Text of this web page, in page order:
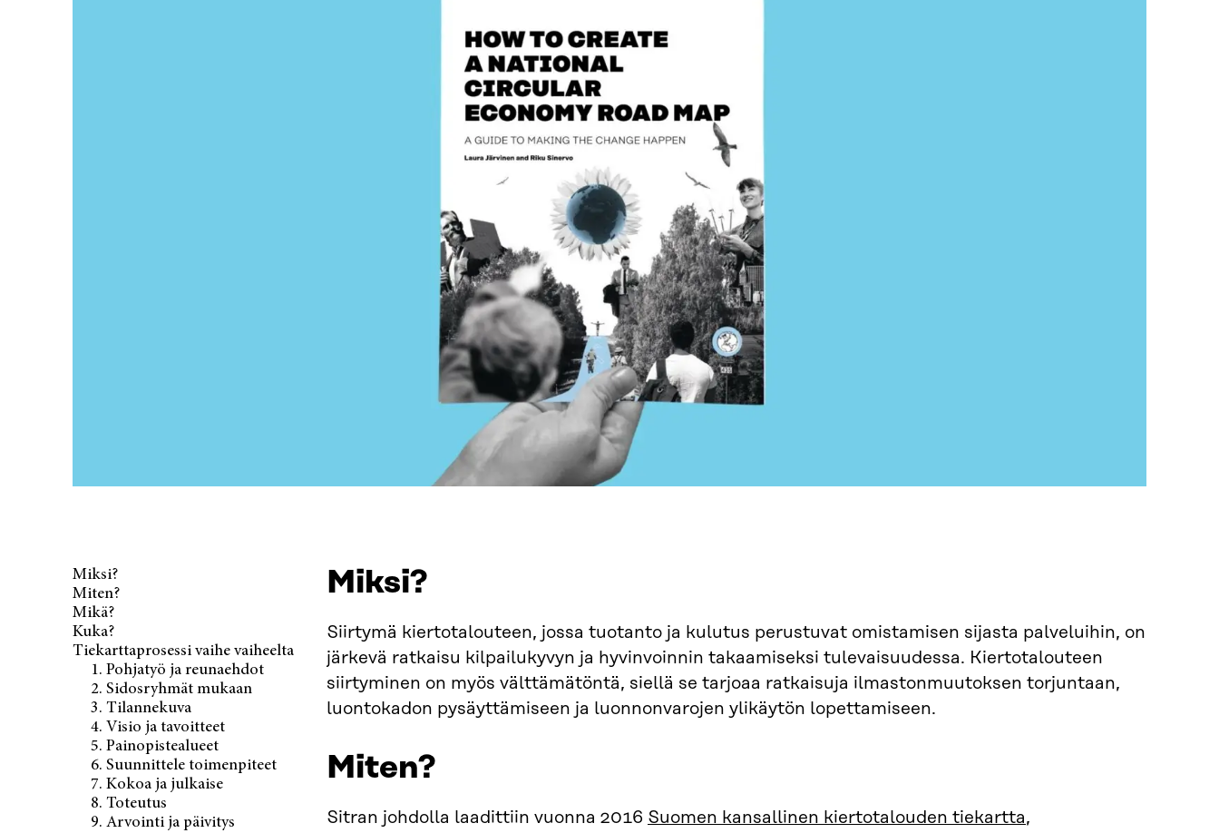
Miksi?
Miten?
Mikä?
Kuka?
Tiekarttaprosessi vaihe vaiheelta
1. Pohjatyö ja reunaehdot
2. Sidosryhmät mukaan
3. Tilannekuva
4. Visio ja tavoitteet
5. Painopistealueet
6. Suunnittele toimenpiteet
7. Kokoa ja julkaise
8. Toteutus
9. Arvointi ja päivitys
Miksi?
Siirtymä kiertotalouteen, jossa tuotanto ja kulutus perustuvat omistamisen sijasta palveluihin, on
järkevä ratkaisu kilpailukyvyn ja hyvinvoinnin takaamiseksi tulevaisuudessa. Kiertotalouteen
siirtyminen on myös välttämätöntä, siellä se tarjoaa ratkaisuja ilmastonmuutoksen torjuntaan,
luontokadon pysäyttämiseen ja luonnonvarojen ylikäytön lopettamiseen.
Miten?
Sitran johdolla laadittiin vuonna 2016 Suomen kansallinen kiertotalouden tiekartta,